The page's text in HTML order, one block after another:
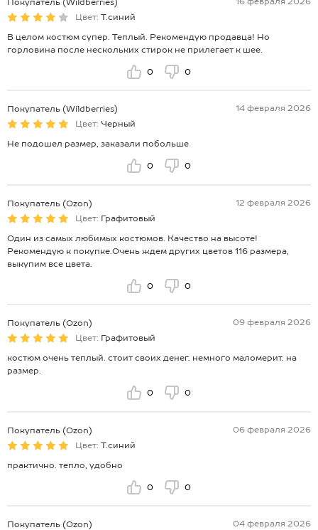
Цвет: Т.синий
В целом костюм супер. Теплый. Рекомендую продавца! Но
горловина после нескольких стирок не прилегает к шее.
0 0
Покупатель (Wildberries)
14 февраля 2026
Цвет: Черный
Не подошел размер, заказали побольше
0 0
Покупатель (Ozon)
12 февраля 2026
Цвет: Графитовый
Один из самых любимых костюмов. Качество на высоте!
Рекомендую к покупке.Очень ждем других цветов 116 размера,
выкупим все цвета.
0 0
Покупатель (Ozon)
09 февраля 2026
Цвет: Графитовый
костюм очень теплый. стоит своих денег. немного маломерит. на
размер.
0 0
Покупатель (Ozon)
06 февраля 2026
Цвет: Т.синий
практично. тепло, удобно
0 0
Покупатель (Ozon)
04 февраля 2026